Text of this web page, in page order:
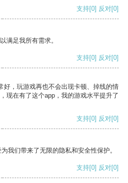
支持[0] 反对[0]
满足我所有需求。
支持[0] 反对[0]
好，玩游戏再也不会出现卡顿、掉线的情
现在有了这个app，我的游戏水平提升了
支持[0] 反对[0]
我们带来了无限的隐私和安全性保护。
支持[0] 反对[0]